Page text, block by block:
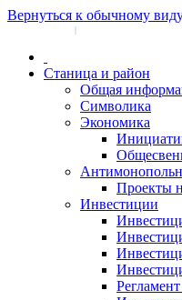
Вернуться к обычному
|
Станица и район
Общая
Символика
Экономика
Проекты
Инвестиции